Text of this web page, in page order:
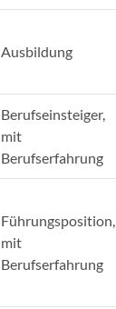
Ausbildung
Berufseinsteiger,
mit
Berufserfahrung
Führungsposition,
mit
Berufserfahrung